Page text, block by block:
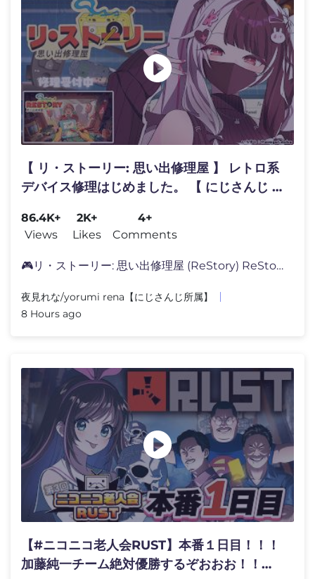
【 リ・ストーリー: 思い出修理屋 】 レトロ系
デバイス修理はじめました。 【 にじさんじ /
86.4K+
Views
2K+
Likes
4+
Comments
🎮リ・ストーリー: 思い出修理屋 (ReStory) ReStory: Chill
夜見れな/yorumi rena【にじさんじ所属】
8 Hours ago
【#ニコニコ老人会RUST】本番１日目！！！
加藤純一チーム絶対優勝するぞおおお！！！